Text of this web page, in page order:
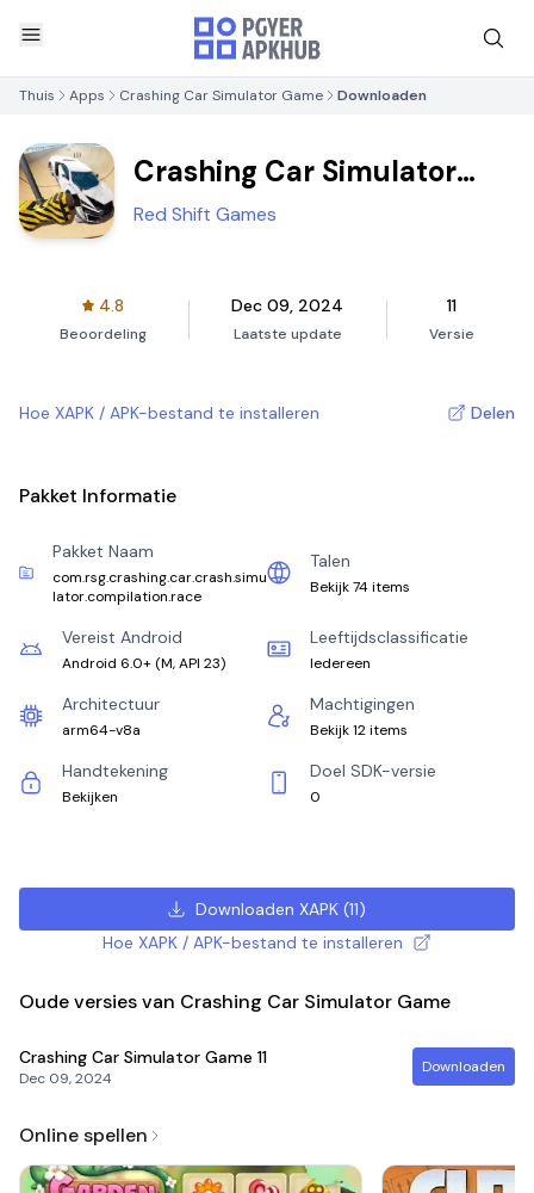
Thuis Apps Crashing Car Simulator Game Downloaden
Crashing Car Simulator
Game
Red Shift Games
4.8
Beoordeling
Dec 09, 2024
Laatste update
11
Versie
Hoe XAPK / APK-bestand te installeren Delen
Pakket Informatie
Pakket Naam
com.rsg.crashing.car.crash.simu
lator.compilation.race
Talen
Bekijk 74 items
Vereist Android
Android 6.0+ (M, API 23)
Leeftijdsclassificatie
Iedereen
Architectuur
arm64-v8a
Machtigingen
Bekijk 12 items
Handtekening
Bekijken
Doel SDK-versie
0
Downloaden XAPK (11)
Hoe XAPK / APK-bestand te installeren
Oude versies van Crashing Car Simulator Game
Crashing Car Simulator Game 11
Dec 09, 2024
Downloaden
Online spellen